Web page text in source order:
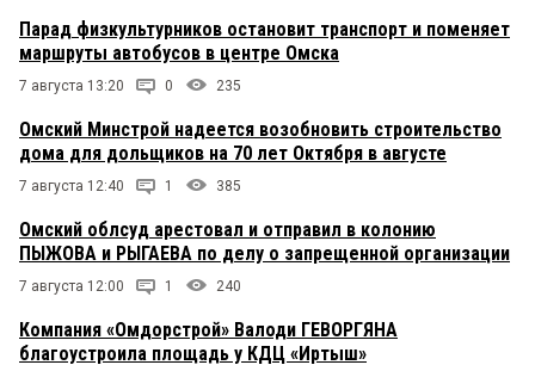
Парад физкультурников остановит транспорт и поменяет
маршруты автобусов в центре Омска
7 августа 13:20 0 235
Омский Минстрой надеется возобновить строительство
дома для дольщиков на 70 лет Октября в августе
7 августа 12:40 1 385
Омский облсуд арестовал и отправил в колонию
ПЫЖОВА и РЫГАЕВА по делу о запрещенной организации
7 августа 12:00 1 240
Компания «Омдорстрой» Валоди ГЕВОРГЯНА
благоустроила площадь у КДЦ «Иртыш»